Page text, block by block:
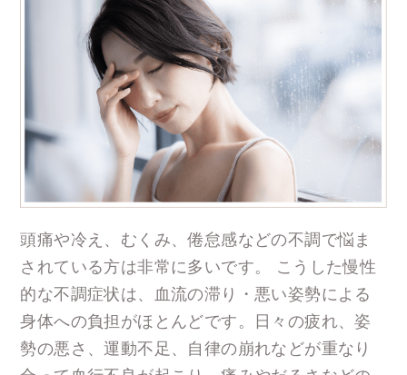
頭痛や冷え、むくみ、倦怠感などの不調で悩ま
されている方は非常に多いです。 こうした慢性
的な不調症状は、血流の滞り・悪い姿勢による
身体への負担がほとんどです。日々の疲れ、姿
勢の悪さ、運動不足、自律の崩れなどが重なり